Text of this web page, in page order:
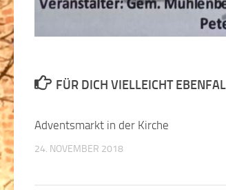
FÜR DICH VIELLEICHT
Adventsmarkt in der Kirche
24. NOVEMBER 2018